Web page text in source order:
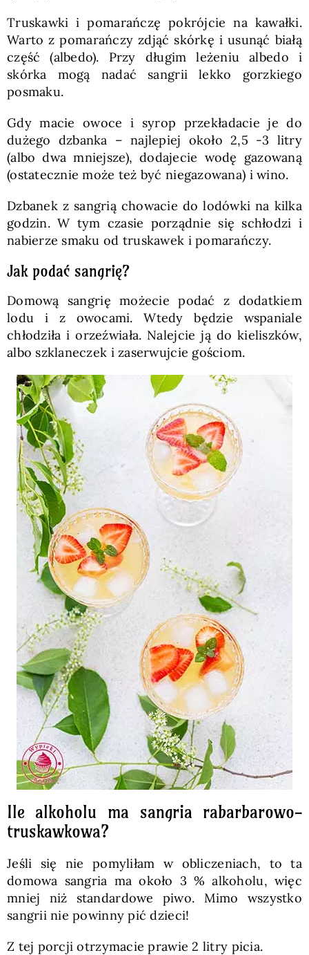
Truskawki i pomarańczę pokrójcie na kawałki.
Warto z pomarańczy zdjąć skórkę i usunąć białą
część (albedo). Przy długim leżeniu albedo i
skórka mogą nadać sangrii lekko gorzkiego
posmaku.
Gdy macie owoce i syrop przekładacie je do
dużego dzbanka – najlepiej około 2,5 -3 litry
(albo dwa mniejsze), dodajecie wodę gazowaną
(ostatecznie może też być niegazowana) i wino.
Dzbanek z sangrią chowacie do lodówki na kilka
godzin. W tym czasie porządnie się schłodzi i
nabierze smaku od truskawek i pomarańczy.
Jak podać sangrię?
Domową sangrię możecie podać z dodatkiem
lodu i z owocami. Wtedy będzie wspaniale
chłodziła i orzeźwiała. Nalejcie ją do kieliszków,
albo szklaneczek i zaserwujcie gościom.
Ile alkoholu ma sangria rabarbarowo-
truskawkowa?
Jeśli się nie pomyliłam w obliczeniach, to ta
domowa sangria ma około 3 % alkoholu, więc
mniej niż standardowe piwo. Mimo wszystko
sangrii nie powinny pić dzieci!
Z tej porcji otrzymacie prawie 2 litry picia.